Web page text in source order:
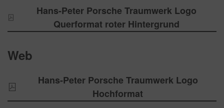
Hans-Peter Porsche Traumwerk Logo
Querformat roter Hintergrund
Web
Hans-Peter Porsche Traumwerk Logo
Hochformat